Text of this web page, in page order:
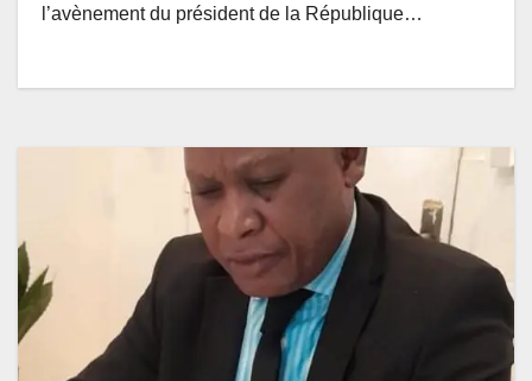
l’avènement du président de la République…